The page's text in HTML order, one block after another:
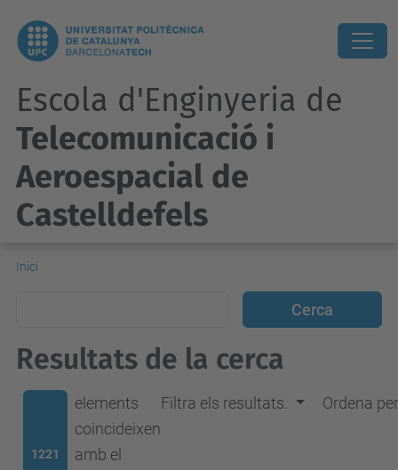
Escola d'Enginyeria de
Telecomunicació i
Aeroespacial de
Castelldefels
Inici
Resultats de la cerca
1221
elements
coincideixen
amb el
Filtra els resultats. Ordena